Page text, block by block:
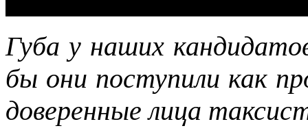
Губа у наших
бы они поступили как
доверенные лица